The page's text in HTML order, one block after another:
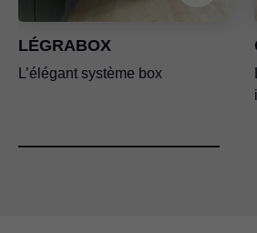
LÉGRABOX
L’élégant système box